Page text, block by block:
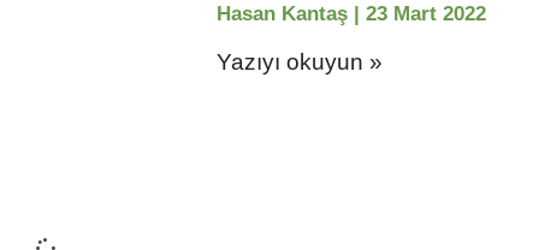
Hasan Kantaş 23 Mart 2022
Yazıyı okuyun »